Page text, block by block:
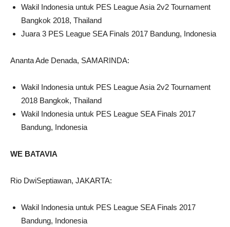
Wakil Indonesia untuk PES League Asia 2v2 Tournament
Bangkok 2018, Thailand
Juara 3 PES League SEA Finals 2017 Bandung, Indonesia
Ananta Ade Denada, SAMARINDA:
Wakil Indonesia untuk PES League Asia 2v2 Tournament
2018 Bangkok, Thailand
Wakil Indonesia untuk PES League SEA Finals 2017
Bandung, Indonesia
WE BATAVIA
Rio DwiSeptiawan, JAKARTA:
Wakil Indonesia untuk PES League SEA Finals 2017
Bandung, Indonesia